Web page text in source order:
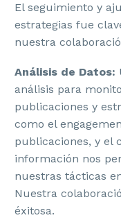
El seguimiento y
estrategias fue
nuestra
Análisis de Datos:
análisis para
publicaciones y
como el
publicaciones, y el
información nos
nuestras tácticas
Nuestra
éxitosa.
BRANDING
Estrategia de
Identidad
Identidad Verbal